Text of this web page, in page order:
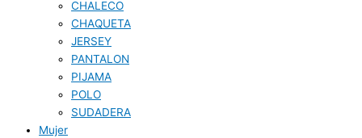
CHALECO
CHAQUETA
JERSEY
PANTALON
PIJAMA
POLO
SUDADERA
Mujer